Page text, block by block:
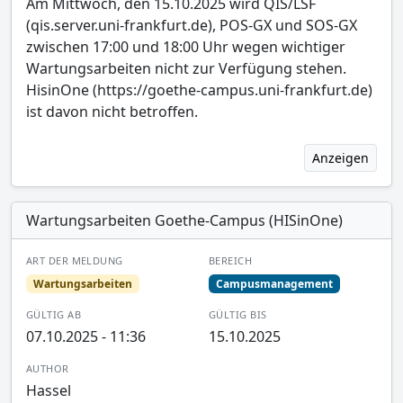
(qis.server.uni-frankfurt.de), POS-GX und SOS-GX
zwischen 17:00 und 18:00 Uhr wegen wichtiger
Wartungsarbeiten nicht zur Verfügung stehen.
HisinOne (https://goethe-campus.uni-frankfurt.de)
ist davon nicht betroffen.
Anzeigen
Wartungsarbeiten Goethe-Campus (HISinOne)
ART DER MELDUNG
Wartungsarbeiten
BEREICH
Campusmanagement
GÜLTIG AB
07.10.2025 - 11:36
GÜLTIG BIS
15.10.2025
AUTHOR
Hassel